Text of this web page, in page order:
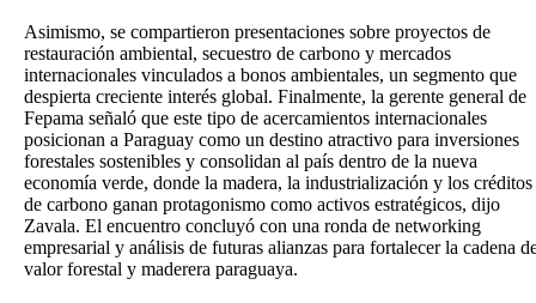
Asimismo, se compartieron presentaciones sobre proyectos de
restauración ambiental, secuestro de carbono y mercados
internacionales vinculados a bonos ambientales, un segmento que
despierta creciente interés global. Finalmente, la gerente general de
Fepama señaló que este tipo de acercamientos internacionales
posicionan a Paraguay como un destino atractivo para inversiones
forestales sostenibles y consolidan al país dentro de la nueva
economía verde, donde la madera, la industrialización y los créditos
de carbono ganan protagonismo como activos estratégicos, dijo
Zavala. El encuentro concluyó con una ronda de networking
empresarial y análisis de futuras alianzas para fortalecer la cadena
valor forestal y maderera paraguaya.